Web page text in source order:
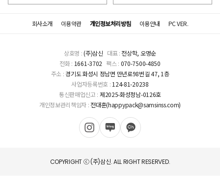
회사소개 이용약관 개인정보처리방침 이용안내 PC VER.
상호명 :(주)삼신 대표 : 전상학, 오명순
전화 : 1661-3702 팩스 : 070-7500-4850
주소 : 경기도 화성시 정남면 만년로98번길 47, 1층
사업자등록번호 : 124-81-20238
통신판매업신고 : 제2025-화성정남-0126호
개인정보관리책임자 : 전대훈(happypack@samsinss.com)
COPYRIGHT ⓒ (주)삼신. ALL RIGHT RESERVED.